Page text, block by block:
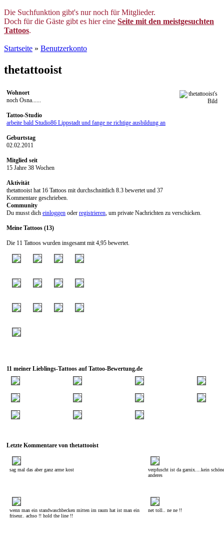
Die Suchfunktion gibt's nur noch für Mitglieder.
Doch für die Gäste gibt es hier eine Seite mit den meistgesuchten
Tattoos.
Startseite » Benutzerkonto
thetattooist
Wohnort
noch Osna......
Tattoo-Studio
arbeite bald Studio86 Lippstadt und fange ne richtige ausbildung an
Geburtstag
02.02.2011
Mitglied seit
15 Jahre 38 Wochen
Aktivität
thetattooist hat 16 Tattoos mit durchschnittlich 8.3 bewertet und 37
Kommentare geschrieben.
Community
Du musst dich einloggen oder registrieren, um private Nachrichten zu verschicken.
Meine Tattoos (13)
Die 11 Tattoos wurden insgesamt mit 4,95 bewertet.
11 meiner Lieblings-Tattoos auf Tattoo-Bewertung.de
Letzte Kommentare von thetattooist
sag mal das aber ganz arme kost
verpfuscht ist da garnix....kein
anderes
wenn man ein standwaschbecken mitten im raum hat ist man ein
friseur.. achso !! hold the line !!
net toll.. ne ne !!